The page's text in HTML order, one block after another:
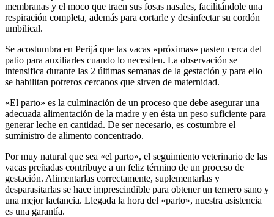
membranas y el moco que traen sus fosas nasales, facilitándole una
respiración completa, además para cortarle y desinfectar su cordón
umbilical.
Se acostumbra en Perijá que las vacas «próximas» pasten cerca del
patio para auxiliarles cuando lo necesiten. La observación se
intensifica durante las 2 últimas semanas de la gestación y para ello
se habilitan potreros cercanos que sirven de maternidad.
«El parto» es la culminación de un proceso que debe asegurar una
adecuada alimentación de la madre y en ésta un peso suficiente para
generar leche en cantidad. De ser necesario, es costumbre el
suministro de alimento concentrado.
Por muy natural que sea «el parto», el seguimiento veterinario de las
vacas preñadas contribuye a un feliz término de un proceso de
gestación. Alimentarlas correctamente, suplementarlas y
desparasitarlas se hace imprescindible para obtener un ternero sano y
una mejor lactancia. Llegada la hora del «parto», nuestra asistencia
es una garantía.